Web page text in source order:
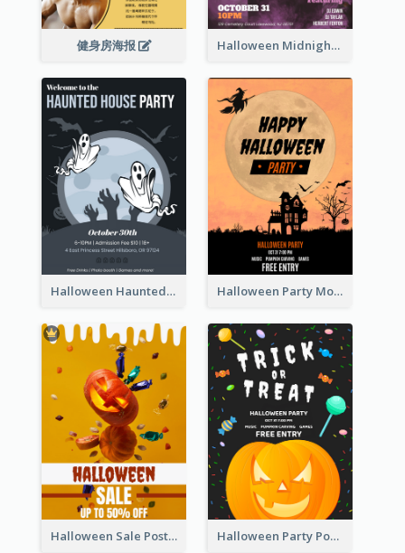
健身房海报 Halloween Midnight Party Poster
Halloween Haunted House Party Poster Halloween Party Moon Photo Poster
Halloween Sale Poster Halloween Party Poster